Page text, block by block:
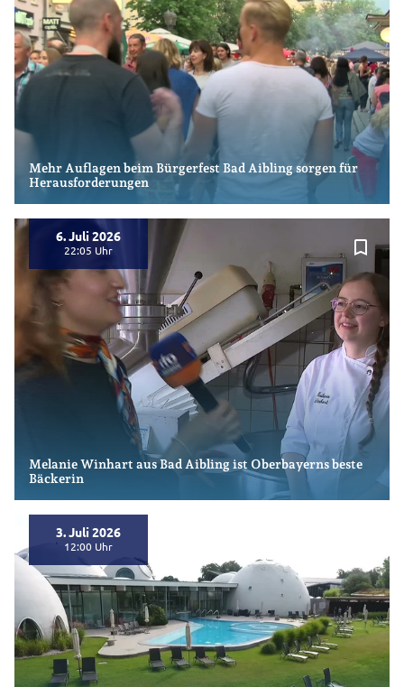
Mehr Auflagen beim Bürgerfest Bad Aibling sorgen für
Herausforderungen
bookmark_border
6. Juli 2026
22:05
Melanie Winhart aus Bad Aibling ist Oberbayerns beste
Bäckerin
3. Juli 2026
12:00